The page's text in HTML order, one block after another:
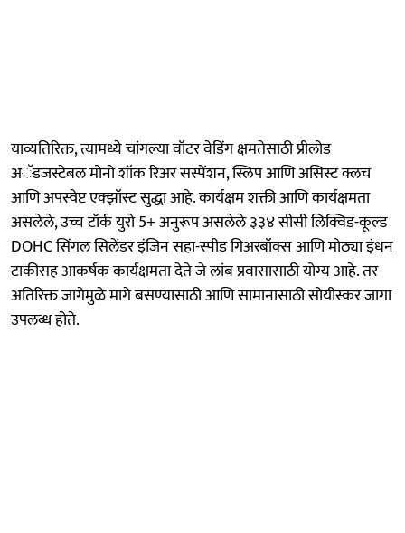
याव्यतिरिक्त, त्यामध्ये चांगल्या वॉटर वेडिंग क्षमतेसाठी प्रीलोड
अॅडजस्टेबल मोनो शॉक रिअर सस्पेंशन, स्लिप आणि असिस्ट क्लच
आणि अपस्वेप्ट एक्झॉस्ट सुद्धा आहे. कार्यक्षम शक्ती आणि कार्यक्षमता
असलेले, उच्च टॉर्क युरो 5+ अनुरूप असलेले ३३४ सीसी लिक्विड-कूल्ड
DOHC सिंगल सिलेंडर इंजिन सहा-स्पीड गिअरबॉक्स आणि मोठ्या इंधन
टाकीसह आकर्षक कार्यक्षमता देते जे लांब प्रवासासाठी योग्य आहे. तर
अतिरिक्त जागेमुळे मागे बसण्यासाठी आणि सामानासाठी सोयीस्कर जागा
उपलब्ध होते.